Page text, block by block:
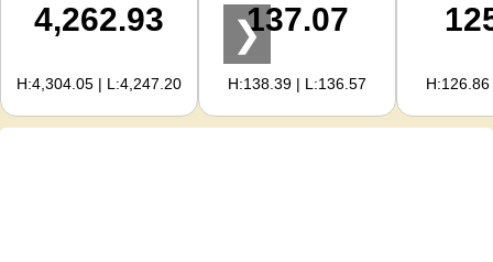
Калькулятор золота
Для вебмастеров
4,262.93
H:4,304.05 | L:4,247.20
137.07
H:138.39 | L:136.57
❯